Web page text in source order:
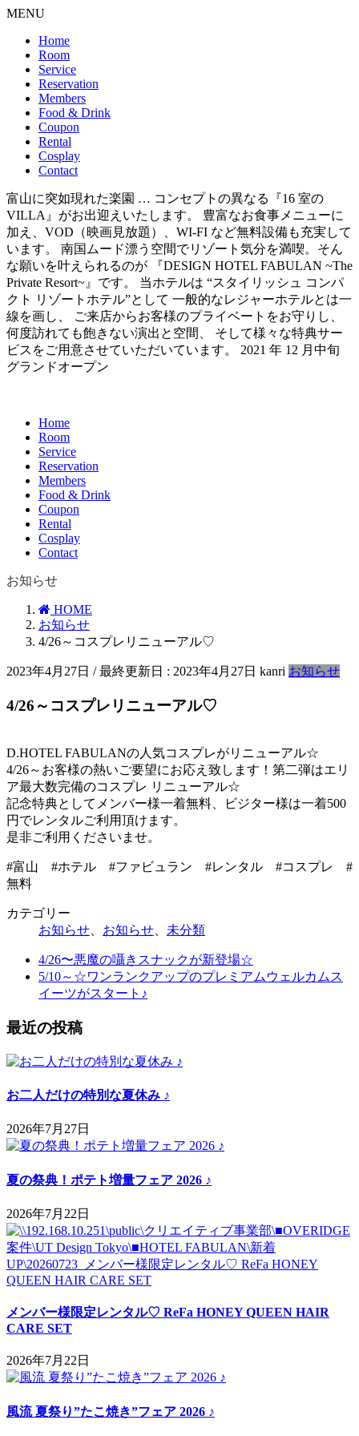
MENU
Home
Room
Service
Reservation
Members
Food & Drink
Coupon
Rental
Cosplay
Contact
富山に突如現れた楽園 … コンセプトの異なる『16 室の
VILLA』がお出迎えいたします。 豊富なお食事メニューに
加え、VOD（映画見放題）、WI-FI など無料設備も充実して
います。 南国ムード漂う空間でリゾート気分を満喫。そん
な願いを叶えられるのが 『DESIGN HOTEL FABULAN ~The
Private Resort~』です。 当ホテルは “スタイリッシュ コンパ
クト リゾートホテル”として 一般的なレジャーホテルとは一
線を画し、 ご来店からお客様のプライベートをお守りし、
何度訪れても飽きない演出と空間、 そして様々な特典サー
ビスをご用意させていただいています。 2021 年 12 月中旬
グランドオープン
Home
Room
Service
Reservation
Members
Food & Drink
Coupon
Rental
Cosplay
Contact
お知らせ
HOME
お知らせ
4/26～コスプレリニューアル♡
2023年4月27日 / 最終更新日 : 2023年4月27日 kanri お知らせ
4/26～コスプレリニューアル♡
D.HOTEL FABULANの人気コスプレがリニューアル☆
4/26～お客様の熱いご要望にお応え致します！第二弾はエリ
ア最大数完備のコスプレ リニューアル☆
記念特典としてメンバー様一着無料、ビジター様は一着500
円でレンタルご利用頂けます。
是非ご利用くださいませ。
#富山 #ホテル #ファビュラン #レンタル #コスプレ #
無料
カテゴリー
お知らせ、 お知らせ、 未分類
4/26〜悪魔の囁きスナックが新登場☆
5/10～☆ワンランクアップのプレミアムウェルカムス
イーツがスタート♪
最近の投稿
お二人だけの特別な夏休み ♪
2026年7月27日
夏の祭典！ポテト増量フェア 2026 ♪
2026年7月22日
メンバー様限定レンタル♡ ReFa HONEY QUEEN HAIR
CARE SET
2026年7月22日
風流 夏祭り”たこ焼き”フェア 2026 ♪